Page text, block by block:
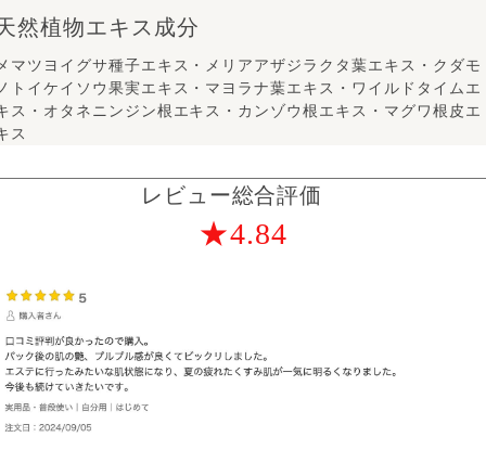
然植物エキス成分
マツヨイグサ種子エキス・メリアアザジラクタ葉エキス・クダモ
トイケイソウ果実エキス・マヨラナ葉エキス・ワイルドタイムエ
ス・オタネニンジン根エキス・カンゾウ根エキス・マグワ根皮エ
ス
レビュー総合評価
★4.84